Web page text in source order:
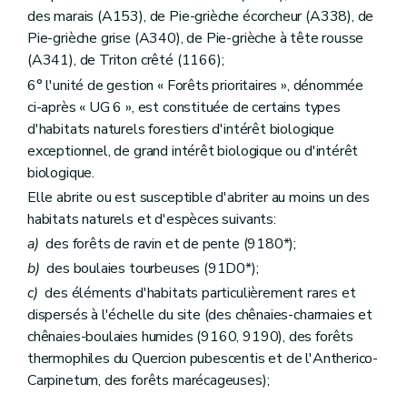
des marais (A153), de Pie-grièche écorcheur (A338), de
Pie-grièche grise (A340), de Pie-grièche à tête rousse
(A341), de Triton crêté (1166);
6° l'unité de gestion « Forêts prioritaires », dénommée
ci-après « UG 6 », est constituée de certains types
d'habitats naturels forestiers d'intérêt biologique
exceptionnel, de grand intérêt biologique ou d'intérêt
biologique.
Elle abrite ou est susceptible d'abriter au moins un des
habitats naturels et d'espèces suivants:
a) des forêts de ravin et de pente (9180*);
b) des boulaies tourbeuses (91D0*);
c) des éléments d'habitats particulièrement rares et
dispersés à l'échelle du site (des chênaies-charmaies et
chênaies-boulaies humides (9160, 9190), des forêts
thermophiles du Quercion pubescentis et de l'Antherico-
Carpinetum, des forêts marécageuses);